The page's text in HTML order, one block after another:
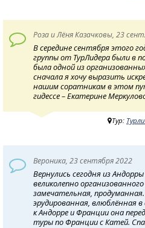
Роза и Лёня Казачковы, 23
В середине сентября этого
группы от ТурЛидера были в
была одной из
сначала я хочу выразить
нашим соратникам в этом
гидессе – Екатерине
Тур:
Вероника, 23 сентября 2022
Вернулись сегодня из
великолепно
замечательная,
эрудированная, влюблённая
к Андорре и Франции она
туры по Франции с Катей.